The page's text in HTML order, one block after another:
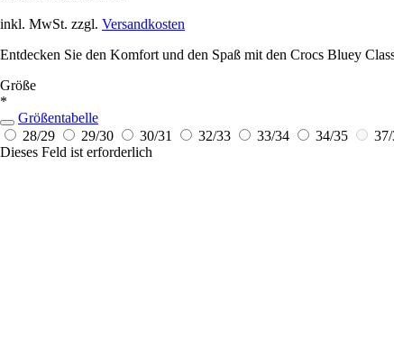
inkl. MwSt. zzgl. Versandkosten
Entdecken Sie den Komfort und den Spaß mit den Crocs Bluey
Größe
*
Größentabelle
28/29
29/30 30/31 32/33 33/34 34/35
Dieses Feld ist erforderlich